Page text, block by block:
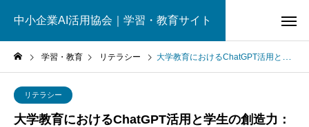
中小企業AI活用協会｜学習・教育サイト
学習・教育 リテラシー 大学教育におけるChatGPT活用と学生の創造力：リスクと可能性
リテラシー
大学教育におけるChatGPT活用と学生の創造力：